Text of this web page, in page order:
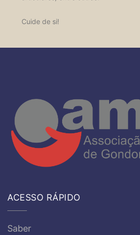
Cuide de si!
ACESSO RÁPIDO
Saber